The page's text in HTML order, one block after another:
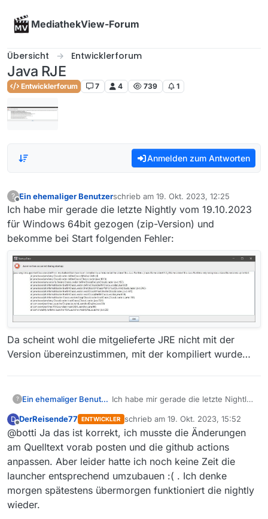
MediathekView-Forum
Übersicht Entwicklerforum
Java RJE
Entwicklerforum 7 4 739 1
Anmelden zum Antworten
?
Offline
Ein ehemaliger Benutzerschrieb am 19. Okt. 2023, 12:25
zuletzt editiert von
Ich habe mir gerade die letzte Nightly vom 19.10.2023
für Windows 64bit gezogen (zip-Version) und
bekomme bei Start folgenden Fehler:
Da scheint wohl die mitgelieferte JRE nicht mit der
Version übereinzustimmen, mit der kompiliert wurde…
? Ein ehemaliger Benutzer Ich habe mir gerade die letzte Nightly
gezogen (zip-Version) und bekomme
bei Start folgenden Fehler:
Da scheint wohl die mitgelieferte JRE
nicht mit der Version
D
Offline
DerReisende77 ENTWICKLER schrieb am 19. Okt. 2023, 15:52
zuletzt editiert von
@botti Ja das ist korrekt, ich musste die Änderungen
am Quelltext vorab posten und die github actions
anpassen. Aber leider hatte ich noch keine Zeit die
launcher entsprechend umzubauen :( . Ich denke
morgen spätestens übermorgen funktioniert die nightly
wieder.